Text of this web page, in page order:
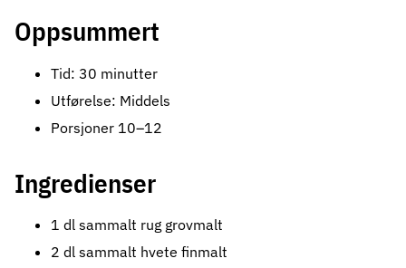
Oppsummert
Tid: 30 minutter
Utførelse: Middels
Porsjoner 10–12
Ingredienser
1 dl sammalt rug grovmalt
2 dl sammalt hvete finmalt